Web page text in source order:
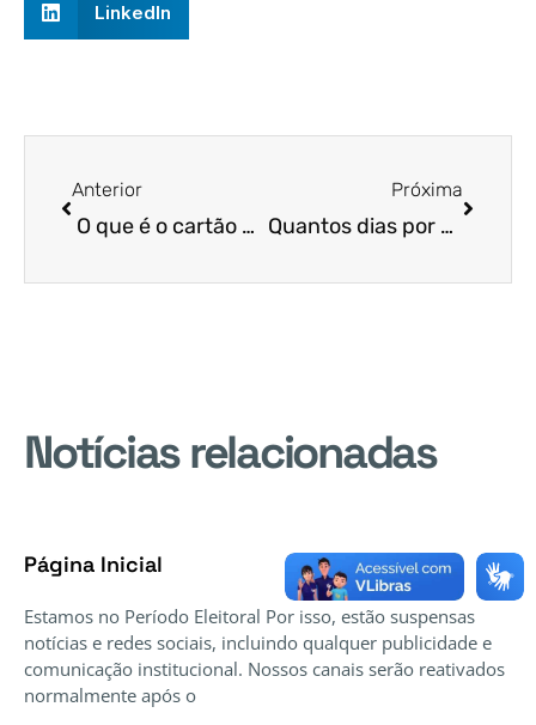
LinkedIn
Anterior
O que é o cartão Ceará sem Fome?
Próxima
Quantos dias por semana haverá distribuição de refeição pelas Unidades Sociais Produtoras de Refeições (USPR)?
Notícias relacionadas
Página Inicial
Estamos no Período Eleitoral Por isso, estão suspensas
notícias e redes sociais, incluindo qualquer publicidade e
comunicação institucional. Nossos canais serão reativados
normalmente após o